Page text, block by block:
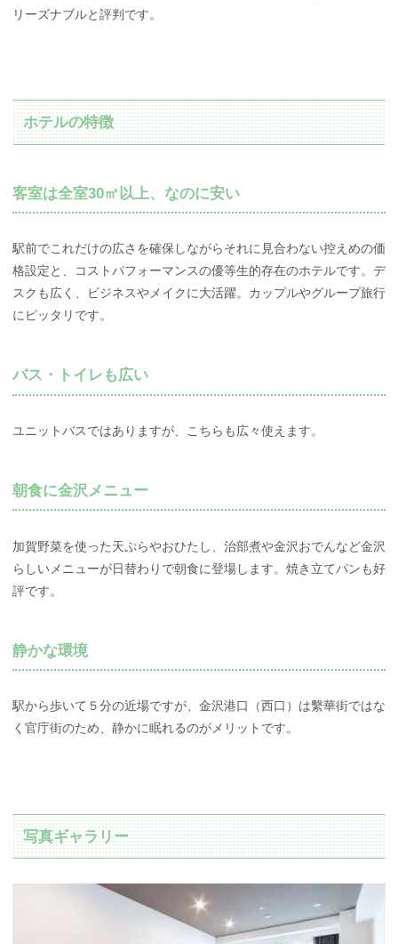
リーズナブルと評判です。
ホテルの特徴
客室は全室30㎡以上、なのに安い
駅前でこれだけの広さを確保しながらそれに見合わない控えめの価
格設定と、コストパフォーマンスの優等生的存在のホテルです。デ
スクも広く、ビジネスやメイクに大活躍。カップルやグループ旅行
にピッタリです。
バス・トイレも広い
ユニットバスではありますが、こちらも広々使えます。
朝食に金沢メニュー
加賀野菜を使った天ぷらやおひたし、治部煮や金沢おでんなど金沢
らしいメニューが日替わりで朝食に登場します。焼き立てパンも好
評です。
静かな環境
駅から歩いて５分の近場ですが、金沢港口（西口）は繫華街ではな
く官庁街のため、静かに眠れるのがメリットです。
写真ギャラリー